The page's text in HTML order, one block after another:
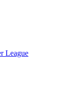
League